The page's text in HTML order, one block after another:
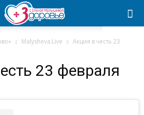
Malysheva.Live
Акция в честь 23
23 февраля